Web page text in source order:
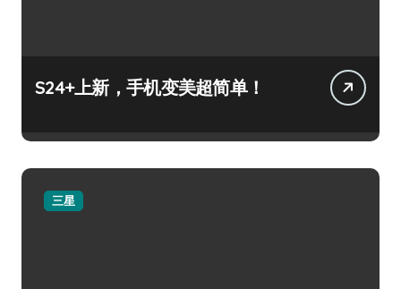
S24+上新，手机变美超简单！
三星